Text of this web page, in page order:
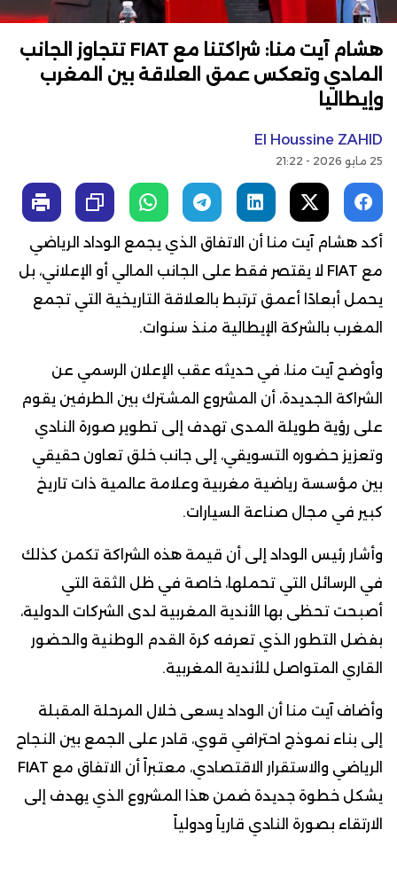
هشام آيت منا: شراكتنا مع FIAT تتجاوز الجانب
المادي وتعكس عمق العلاقة بين المغرب
وإيطاليا
El Houssine ZAHID
25 مايو 2026 - 21:22
أكد هشام آيت منا أن الاتفاق الذي يجمع الوداد الرياضي
مع FIAT لا يقتصر فقط على الجانب المالي أو الإعلاني، بل
يحمل أبعادًا أعمق ترتبط بالعلاقة التاريخية التي تجمع
المغرب بالشركة الإيطالية منذ سنوات.
وأوضح آيت منا، في حديثه عقب الإعلان الرسمي عن
الشراكة الجديدة، أن المشروع المشترك بين الطرفين يقوم
على رؤية طويلة المدى تهدف إلى تطوير صورة النادي
وتعزيز حضوره التسويقي، إلى جانب خلق تعاون حقيقي
بين مؤسسة رياضية مغربية وعلامة عالمية ذات تاريخ
كبير في مجال صناعة السيارات.
وأشار رئيس الوداد إلى أن قيمة هذه الشراكة تكمن كذلك
في الرسائل التي تحملها، خاصة في ظل الثقة التي
أصبحت تحظى بها الأندية المغربية لدى الشركات الدولية،
بفضل التطور الذي تعرفه كرة القدم الوطنية والحضور
القاري المتواصل للأندية المغربية.
وأضاف آيت منا أن الوداد يسعى خلال المرحلة المقبلة
إلى بناء نموذج احترافي قوي، قادر على الجمع بين النجاح
الرياضي والاستقرار الاقتصادي، معتبراً أن الاتفاق مع FIAT
يشكل خطوة جديدة ضمن هذا المشروع الذي يهدف إلى
الارتقاء بصورة النادي قارياً ودولياً